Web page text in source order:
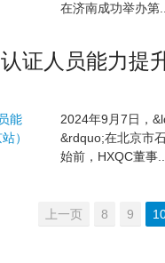
在济南成功举办第...
证人员能力提
2024年9月7日，
&rdquo;在北京市
始前，HXQC董事...
上一页 8 9